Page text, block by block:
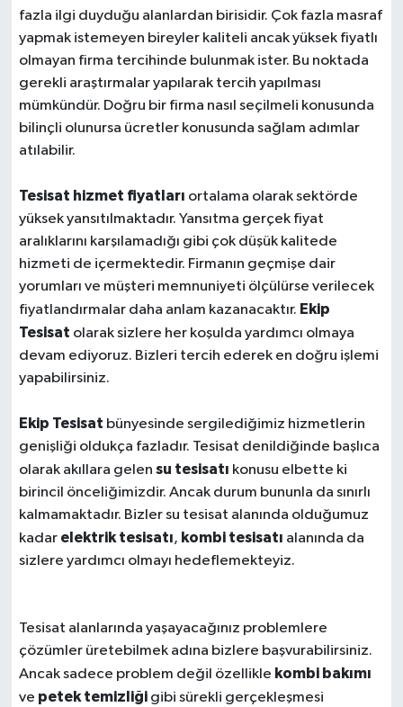
fazla ilgi duyduğu alanlardan birisidir. Çok fazla masraf
yapmak istemeyen bireyler kaliteli ancak yüksek fiyatlı
olmayan firma tercihinde bulunmak ister. Bu noktada
gerekli araştırmalar yapılarak tercih yapılması
mümkündür. Doğru bir firma nasıl seçilmeli konusunda
bilinçli olunursa ücretler konusunda sağlam adımlar
atılabilir.
Tesisat hizmet fiyatları ortalama olarak sektörde
yüksek yansıtılmaktadır. Yansıtma gerçek fiyat
aralıklarını karşılamadığı gibi çok düşük kalitede
hizmeti de içermektedir. Firmanın geçmişe dair
yorumları ve müşteri memnuniyeti ölçülürse verilecek
fiyatlandırmalar daha anlam kazanacaktır. Ekip
Tesisat olarak sizlere her koşulda yardımcı olmaya
devam ediyoruz. Bizleri tercih ederek en doğru işlemi
yapabilirsiniz.
Ekip Tesisat bünyesinde sergilediğimiz hizmetlerin
genişliği oldukça fazladır. Tesisat denildiğinde başlıca
olarak akıllara gelensu tesisatı konusu elbette ki
birincil önceliğimizdir. Ancak durum bununla da sınırlı
kalmamaktadır. Bizler su tesisat alanında olduğumuz
kadar elektrik tesisatı, kombi tesisatı alanında da
sizlere yardımcı olmayı hedeflemekteyiz.
Tesisat alanlarında yaşayacağınız problemlere
çözümler üretebilmek adına bizlere başvurabilirsiniz.
Ancak sadece problem değil özellikle kombi bakımı
ve petek temizliği gibi sürekli gerçekleşmesi